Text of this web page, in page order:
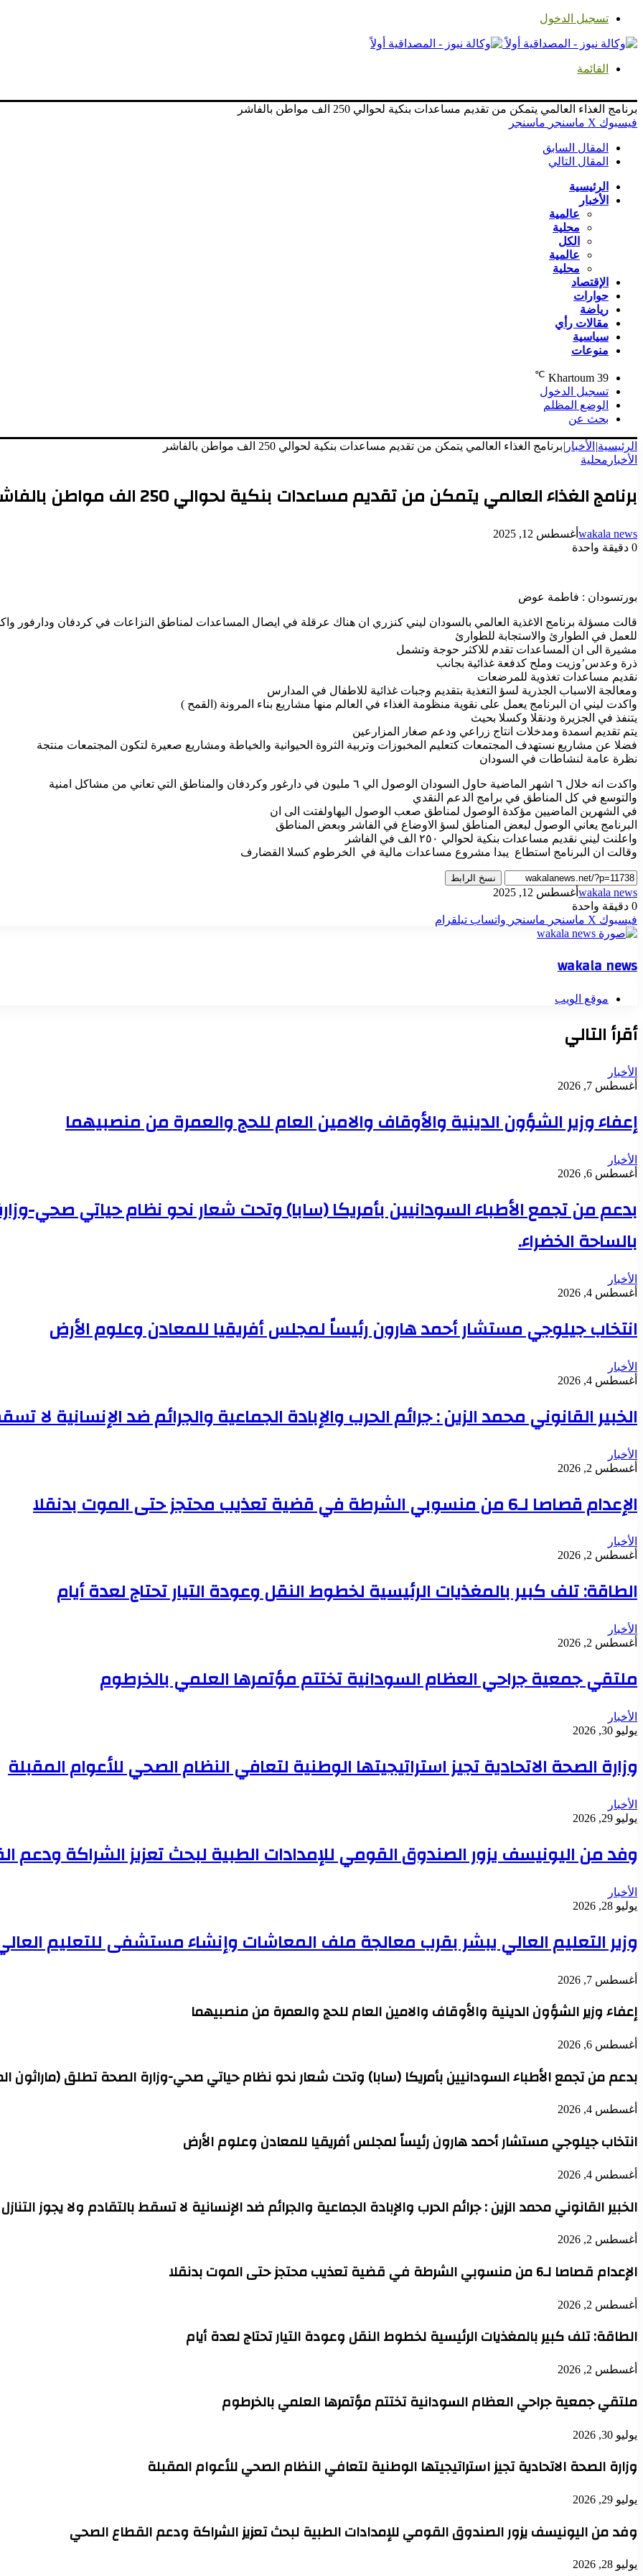
تسجيل الدخول
القائمة
برنامج الغذاء العالمي يتمكن من تقديم مساعدات بنكية لحوالي 250 الف مواطن بالفاشر
فيسبوك ‫X ماسنجر ماسنجر
المقال السابق
المقال التالي
الرئيسية
الأخبار
عالمية
محلية
الكل
عالمية
محلية
الإقتصاد
حوارات
رياضة
مقالات رأي
سياسية
منوعات
Khartoum 39
℃
تسجيل الدخول
الوضع المظلم
بحث عن
الرئيسية| الأخبار |برنامج الغذاء العالمي يتمكن من تقديم مساعدات بنكية لحوالي 250 الف مواطن بالفاشر
الأخبار محلية
برنامج الغذاء العالمي يتمكن من تقديم مساعدات بنكية لحوالي 250 الف مواطن بالفاشر
wakala news أغسطس 12, 2025
0 دقيقة واحدة
بورتسودان : فاطمة عوض
قالت مسؤلة برنامج الاغذية العالمي بالسودان ليني كنزري ان هناك عرقلة في ايصال المساعدات لمناطق النزاعات في كردفان ودارفور
للعمل في الطوارئ والاستجابة للطوارئ
مشيرة الى ان المساعدات تقدم للاكثر حوجة وتشمل
ذرة وعدس’وزيت وملح كدفعة غذائية بجانب
نقديم مساعدات تغذوية للمرضعات
ومعالجة الاسباب الجذرية لسؤ التغذية بتقديم وجبات غذائية للاطفال في المدارس
واكدت ليني ان البرنامج يعمل على نقوية منظومة الغذاء في العالم منها مشاريع بناء المرونة (القمح )
يتنفذ في الجزيرة ودنقلا وكسلا بحيث
يتم تقديم اسمدة ومدخلات انتاج زراعي ودعم صغار المزارعين
فضلا عن مشاريع نستهدف المجتمعات كتعليم المخبوزات وتربية الثروة الحيوانية والخياطة ومشاريع صعيرة لتكون المجتمعات منتجة
نظرة عامة لنشاطات في السودان
واكدت انه خلال ٦ اشهر الماضية حاول السودان الوصول الي ٦ مليون في دارغور وكردفان والمناطق التي تعاني من مشاكل امنية
والتوسع في كل المناطق في برامج الدعم النقدي
في الشهرين الماضيين مؤكدة الوصول لمناطق صعب الوصول اليهاولفتت الى ان
البرنامج يعاني الوصول لبعض المناطق لسؤ الاوضاع في الفاشر وبعض المناطق
واعلنت ليني نقديم مساعدات بنكية لحوالي ٢٥٠ الف في الفاشر
وقالت ان البرنامج استطاع يبدا مشروع مساعدات مالية في الخرطوم كسلا القضارف
نسخ الرابط
wakala news أغسطس 12, 2025
0 دقيقة واحدة
فيسبوك ‫X ماسنجر ماسنجر واتساب تيلقرام
wakala news
موقع الويب
أقرأ التالي
الأخبار
أغسطس 7, 2026
إعفاء وزير الشؤون الدينية والأوقاف والامين العام للحج والعمرة من منصبيهما
الأخبار
أغسطس 6, 2026
بدعم من تجمع الأطباء السودانيين بأمريكا (سابا) وتحت شعار نحو نظام حياتي صحي-
بالساحة الخضراء.
الأخبار
أغسطس 4, 2026
انتخاب جيلوجي مستشار أحمد هارون رئيساً لمجلس أفريقيا للمعادن وعلوم الأرض
الأخبار
أغسطس 4, 2026
الخبير القانوني محمد الزين : جرائم الحرب والإبادة الجماعية والجرائم ضد الإنسانية لا
الأخبار
أغسطس 2, 2026
الإعدام قصاصا لـ6 من منسوبي الشرطة في قضية تعذيب محتجز حتى الموت بدنقلا
الأخبار
أغسطس 2, 2026
الطاقة: تلف كبير بالمغذيات الرئيسية لخطوط النقل وعودة التيار تحتاج لعدة أيام
الأخبار
أغسطس 2, 2026
ملتقي جمعية جراحي العظام السودانية تختتم مؤتمرها العلمي بالخرطوم
الأخبار
يوليو 30, 2026
وزارة الصحة الاتحادية تجيز استراتيجيتها الوطنية لتعافي النظام الصحي للأعوام المقبلة
الأخبار
يوليو 29, 2026
وفد من اليونيسف يزور الصندوق القومي للإمدادات الطبية لبحث تعزيز الشراكة ودعم
الأخبار
يوليو 28, 2026
وزير التعليم العالي يبشر بقرب معالجة ملف المعاشات وإنشاء مستشفى للتعليم
أغسطس 7, 2026
إعفاء وزير الشؤون الدينية والأوقاف والامين العام للحج والعمرة من منصبيهما
أغسطس 6, 2026
بدعم من تجمع الأطباء السودانيين بأمريكا (سابا) وتحت شعار نحو نظام حياتي صحي-وزارة الصحة تطلق (ماراثون
أغسطس 4, 2026
انتخاب جيلوجي مستشار أحمد هارون رئيساً لمجلس أفريقيا للمعادن وعلوم الأرض
أغسطس 4, 2026
الخبير القانوني محمد الزين : جرائم الحرب والإبادة الجماعية والجرائم ضد الإنسانية لا تسقط بالتقادم ولا يجوز
أغسطس 2, 2026
الإعدام قصاصا لـ6 من منسوبي الشرطة في قضية تعذيب محتجز حتى الموت بدنقلا
أغسطس 2, 2026
الطاقة: تلف كبير بالمغذيات الرئيسية لخطوط النقل وعودة التيار تحتاج لعدة أيام
أغسطس 2, 2026
ملتقي جمعية جراحي العظام السودانية تختتم مؤتمرها العلمي بالخرطوم
يوليو 30, 2026
وزارة الصحة الاتحادية تجيز استراتيجيتها الوطنية لتعافي النظام الصحي للأعوام المقبلة
يوليو 29, 2026
وفد من اليونيسف يزور الصندوق القومي للإمدادات الطبية لبحث تعزيز الشراكة ودعم القطاع الصحي
يوليو 28, 2026